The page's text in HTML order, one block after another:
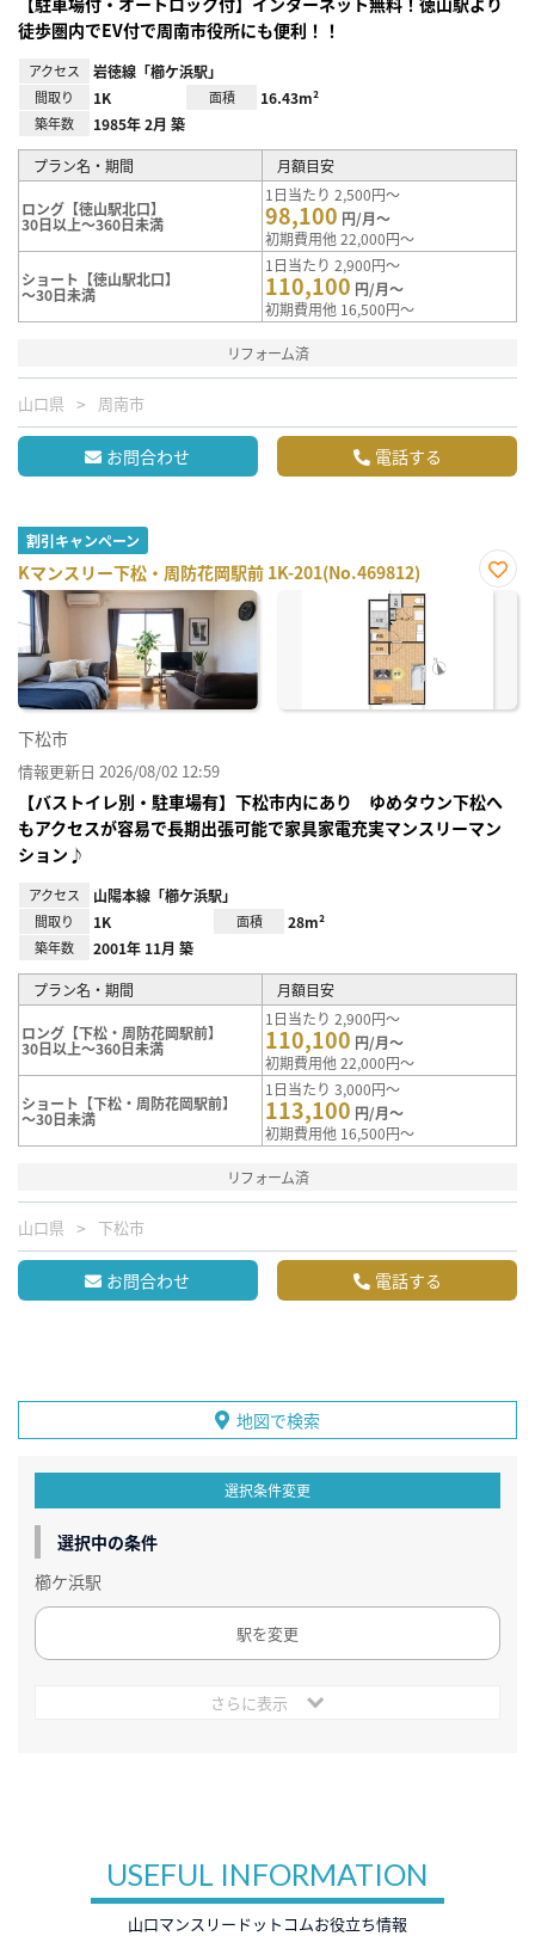
徒歩圏内でEV付で周南市役所にも便利！！
アクセス 岩徳線「櫛ケ浜駅」
間取り 1K 面積 16.43m²
築年数 1985年 2月 築
プラン名・期間 月額目安
ロング【徳山駅北口】
30日以上～360日未満
1日当たり 2,500円～
98,100 円/月～
初期費用他 22,000円～
ショート【徳山駅北口】
～30日未満
1日当たり 2,900円～
110,100 円/月～
初期費用他 16,500円～
リフォーム済
山口県 周南市
お問合わせ 電話する
割引キャンペーン
Kマンスリー下松・周防花岡駅前 1K-201(No.469812)
お気
下松市
情報更新日 2026/08/02 12:59
【バストイレ別・駐車場有】下松市内にあり ゆめタウン下松へ
もアクセスが容易で長期出張可能で家具家電充実マンスリーマン
ション♪
アクセス 山陽本線「櫛ケ浜駅」
間取り 1K 面積 28m²
築年数 2001年 11月 築
プラン名・期間 月額目安
ロング【下松・周防花岡駅前】
30日以上～360日未満
1日当たり 2,900円～
110,100 円/月～
初期費用他 22,000円～
ショート【下松・周防花岡駅前】
～30日未満
1日当たり 3,000円～
113,100 円/月～
初期費用他 16,500円～
リフォーム済
山口県 下松市
お問合わせ 電話する
地図で検索
選択条件変更
選択中の条件
櫛ケ浜駅
駅を変更
さらに表示
USEFUL INFORMATION
山口マンスリードットコムお役立ち情報